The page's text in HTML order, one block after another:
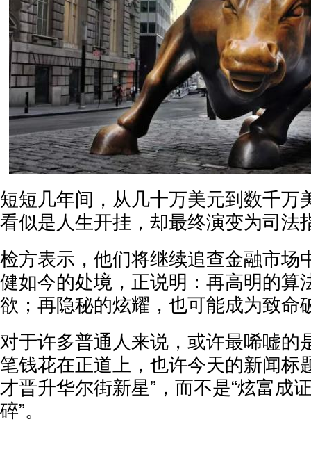
短短几年间，从几十万美元到数千万
看似是人生开挂，却最终演变为司法
检方表示，他们将继续追查金融市场
健如今的处境，正说明：再高明的算
欲；再隐秘的炫耀，也可能成为致命
对于许多普通人来说，或许最唏嘘的
笔钱花在正道上，也许今天的新闻标
才晋升华尔街新星”，而不是“炫富成
碎”。